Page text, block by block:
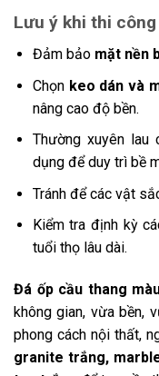
Lưu ý khi thi
Đảm bảo mặt nền
Chọn keo dán và
nâng cao độ bền.
Thường xuyên lau
dụng để duy trì bề
Tránh để các vật
Kiểm tra định kỳ
tuổi thọ lâu dài.
Đá ốp cầu thang
không gian, vừa bền,
phong cách nội thất,
granite trắng,